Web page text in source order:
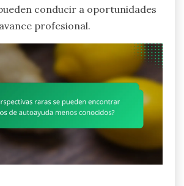
conducir a oportunidades
profesional.